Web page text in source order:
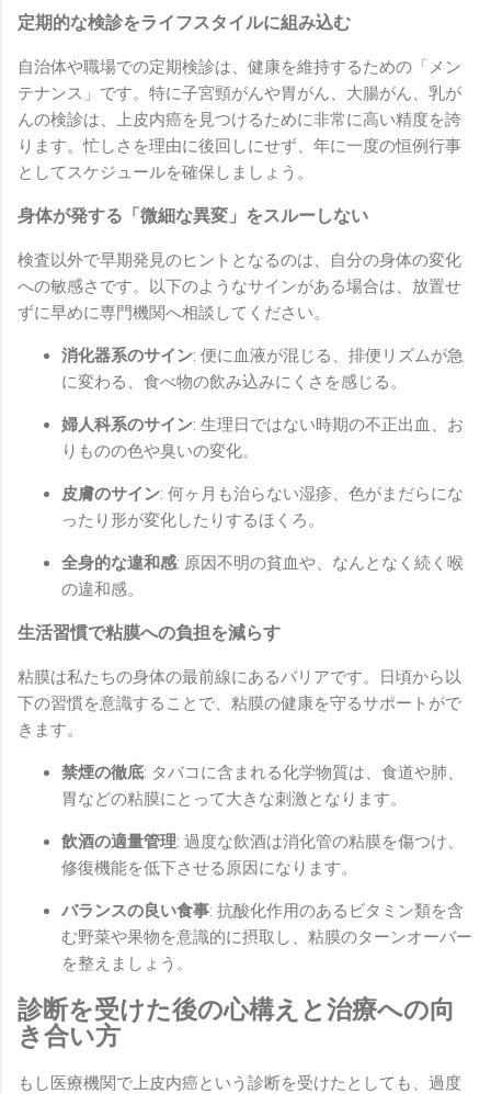
定期的な検診をライフスタイルに組み込む
自治体や職場での定期検診は、健康を維持するための「メン
テナンス」です。特に子宮頸がんや胃がん、大腸がん、乳が
んの検診は、上皮内癌を見つけるために非常に高い精度を誇
ります。忙しさを理由に後回しにせず、年に一度の恒例行事
としてスケジュールを確保しましょう。
身体が発する「微細な異変」をスルーしない
検査以外で早期発見のヒントとなるのは、自分の身体の変化
への敏感さです。以下のようなサインがある場合は、放置せ
ずに早めに専門機関へ相談してください。
消化器系のサイン: 便に血液が混じる、排便リズムが急
に変わる、食べ物の飲み込みにくさを感じる。
婦人科系のサイン: 生理日ではない時期の不正出血、お
りものの色や臭いの変化。
皮膚のサイン: 何ヶ月も治らない湿疹、色がまだらにな
ったり形が変化したりするほくろ。
全身的な違和感: 原因不明の貧血や、なんとなく続く喉
の違和感。
生活習慣で粘膜への負担を減らす
粘膜は私たちの身体の最前線にあるバリアです。日頃から以
下の習慣を意識することで、粘膜の健康を守るサポートがで
きます。
禁煙の徹底: タバコに含まれる化学物質は、食道や肺、
胃などの粘膜にとって大きな刺激となります。
飲酒の適量管理: 過度な飲酒は消化管の粘膜を傷つけ、
修復機能を低下させる原因になります。
バランスの良い食事: 抗酸化作用のあるビタミン類を含
む野菜や果物を意識的に摂取し、粘膜のターンオーバー
を整えましょう。
診断を受けた後の心構えと治療への向
き合い方
もし医療機関で上皮内癌という診断を受けたとしても、過度